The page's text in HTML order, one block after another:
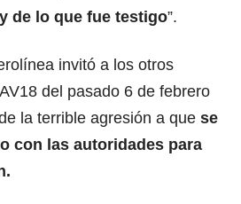
de lo que fue testigo”.
invitó a los otros
del pasado 6 de febrero
la terrible agresión a que se
con las autoridades para